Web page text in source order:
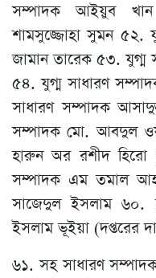
সম্পাদক আইয়ুব
শামসুজ্জোহা সুমন ৫২.
জামান তারেক ৫৩. যুগ্ম
৫৪. যুগ্ম সাধারণ
সাধারণ সম্পাদক
সম্পাদক মো. আবদুল
হারুন অর রশীদ
সম্পাদক এম তমাল
সাজেদুল ইসলাম ৬০.
ইসলাম ভূইয়া (দপ্তরের
৬১. সহ সাধারণ